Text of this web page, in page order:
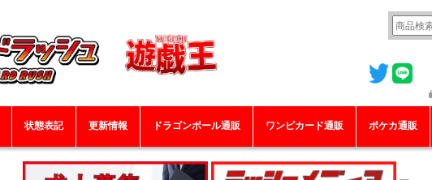
状態表記 更新情報 ドラゴンボール通販 ワンピカード通販 ポケカ通販